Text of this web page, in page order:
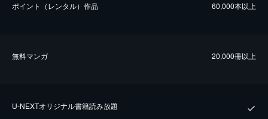
ポイント（レンタル）作品 60,000本以上
無料マンガ 20,000冊以上
U-NEXTオリジナル書籍読み放題